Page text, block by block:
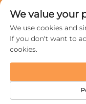
We value your
We use cookies and
If you don't want to
cookies.